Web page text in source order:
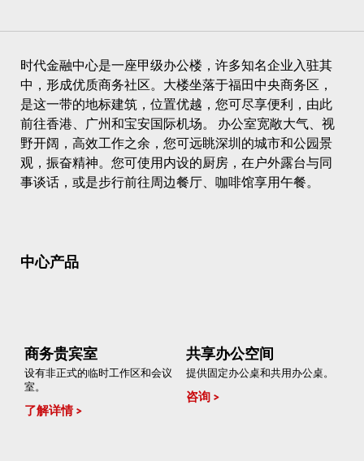
时代金融中心是一座甲级办公楼，许多知名企业入驻其
中，形成优质商务社区。大楼坐落于福田中央商务区，
是这一带的地标建筑，位置优越，您可尽享便利，由此
前往香港、广州和宝安国际机场。 办公室宽敞大气、视
野开阔，高效工作之余，您可远眺深圳的城市和公园景
观，振奋精神。您可使用内设的厨房，在户外露台与同
事谈话，或是步行前往周边餐厅、咖啡馆享用午餐。
中心产品
商务贵宾室
设有非正式的临时工作区和会议
室。
了解详情
共享办公空间
提供固定办公桌和共用办公桌。
咨询